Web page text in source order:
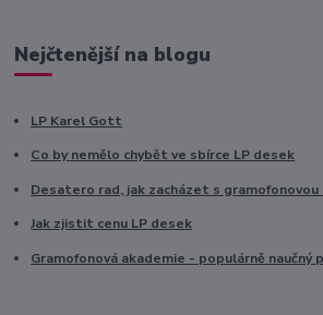
Nejčtenější na blogu
LP Karel Gott
Co by nemělo chybět ve sbírce LP desek
Desatero rad, jak zacházet s gramofonovou
Jak zjistit cenu LP desek
Gramofonová akademie - populárně naučný